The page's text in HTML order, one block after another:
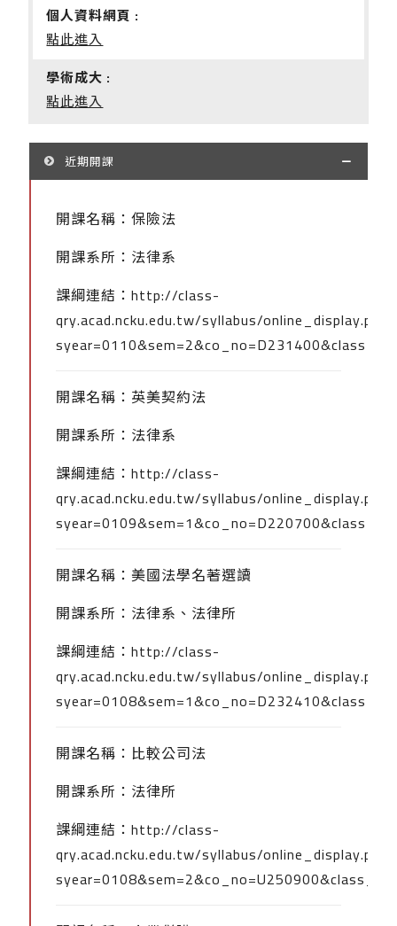
個人資料網頁 :
點此進入
學術成大 :
點此進入
近期開課
開課名稱：保險法
開課系所：法律系
課綱連結：http://class-
qry.acad.ncku.edu.tw/syllabus/online_display.php?
開課名稱：英美契約法
開課系所：法律系
課綱連結：http://class-
qry.acad.ncku.edu.tw/syllabus/online_display.php?
開課名稱：美國法學名著選讀
開課系所：法律系、法律所
課綱連結：http://class-
qry.acad.ncku.edu.tw/syllabus/online_display.php?
開課名稱：比較公司法
開課系所：法律所
課綱連結：http://class-
qry.acad.ncku.edu.tw/syllabus/online_display.php?